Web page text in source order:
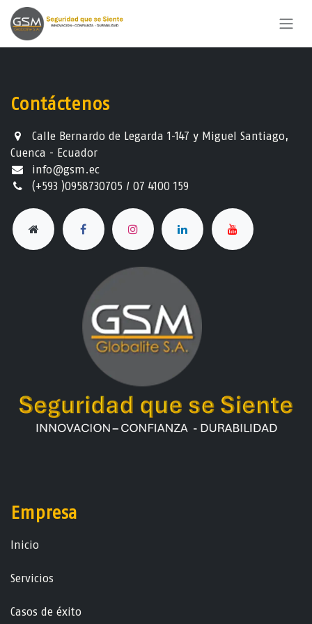
Ir al contenido
Contáctenos
Calle Bernardo de Legarda 1-147 y Miguel Santiago,
Cuenca - Ecuador
info@gsm.ec​
(+593 )0958730705 / 07 4100 159
Empresa
Ini​ci​o
Servicios
Casos de éxito